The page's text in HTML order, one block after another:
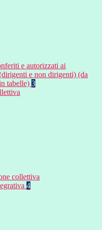
e autorizzati ai
e non dirigenti) (da
tabelle) 3
collettiva
4